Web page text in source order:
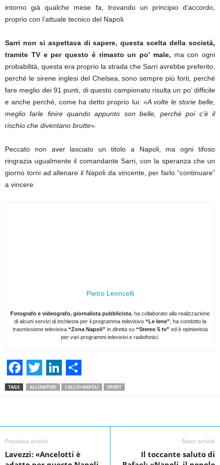
intorno già qualche mese fa, trovando un principio d’accordo,
proprio con l’attuale tecnico del Napoli.
Sarri non si aspettava di sapere, questa scelta della società,
tramite TV e per questo è rimasto un po’ male, ma con ogni
probabilità, questa era proprio la strada che Sarri avrebbe preferito,
perché le sirene inglesi del Chelsea, sono sempre più forti, perché
fare meglio dei 91 punti, di questo campionato risulta un po’ difficile
e anche perché, come ha detto proprio lui: «A volte le storie belle,
meglio farle finire quando appunto son belle, perché poi c’è il
rischio che diventano brutte».
Peccato non aver lasciato un titolo a Napoli, ma ogni tifoso
ringrazia ugualmente il comandante Sarri, con la speranza che un
giorno torni ad allenare il Napoli da vincente, per farlo “continuare”
a vincere.
Pietro Leoncelli
Fotografo e videografo, giornalista pubblicista , ha collaborato alla realizzazione
di alcuni servizi di inchiesta per il programma televisivo “Le Iene” , ha condotto la
trasmissione televisiva “Zona Napoli” in diretta su “Stereo 5 tv” ed è opinionista
per vari programmi televisivi e radiofonici.
F
a
e
b
T
w
t
t
L
i
k
e
S
h
r
e
TAGS ALLENATORI CALCIO NAPOLI SPORT
Previous article
Lavezzi: «Ancelotti è
Next article
Il toccante saluto di